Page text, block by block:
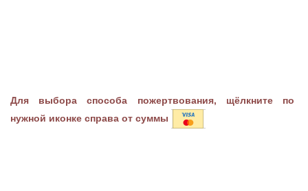
Для выбора способа пожертвования, щёлкните по
нужной иконке справа от суммы